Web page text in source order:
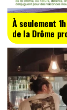
À seulement
de la Drôme